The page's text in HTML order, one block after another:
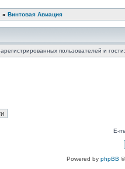
» Винтовая Авиация
пользователей и
E-
Powered by phpBB